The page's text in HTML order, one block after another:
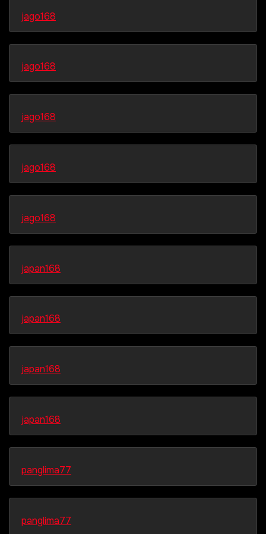
jago168
jago168
jago168
jago168
jago168
japan168
japan168
japan168
japan168
panglima77
panglima77